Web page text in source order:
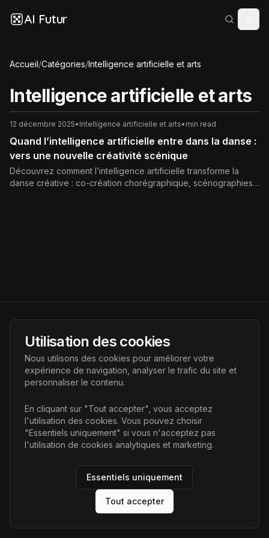
AI Futur
Accueil/Catégories/Intelligence artificielle et arts
Intelligence artificielle et arts
12 décembre 2025• Intelligence artificielle et arts• min read
Quand l’intelligence artificielle entre dans la danse :
vers une nouvelle créativité scénique
Découvrez comment l’intelligence artificielle transforme la
danse créative : co-création chorégraphique, scénographies
AI Futur
Portail de l'avenir de l'intelligence artificielle, vous aidant à
découvrir les dernières technologies IA.
Liens
Accueil
Articles
AI Futur. Tous droits réservés.
Utilisation des cookies
Nous utilisons des cookies pour améliorer votre
expérience de navigation, analyser le trafic du site et
personnaliser le contenu.
En cliquant sur "Tout accepter", vous acceptez
l'utilisation des cookies. Vous pouvez choisir
"Essentiels uniquement" si vous n'acceptez pas
l'utilisation de cookies analytiques et marketing.
Essentiels uniquement
Tout accepter